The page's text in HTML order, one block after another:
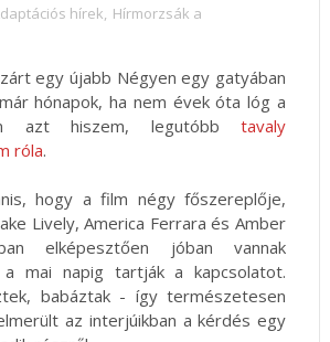
hírek, Hírmorzsák a
egy újabb Négyen egy gatyában
hónapok, ha nem évek óta lóg a
azt hiszem, legutóbbtavaly
róla.
hogy a film négy főszereplője,
Lively, America Ferrara és Amber
elképesztően jóban vannak
a mai napig tartják a kapcsolatot.
babáztak - így természetesen
az interjúikban a kérdés egy